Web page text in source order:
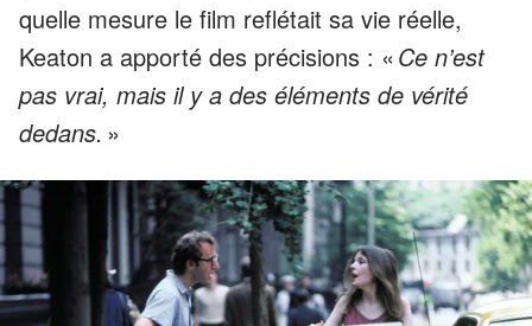
quelle mesure le film reflétait sa vie réelle,
Keaton a apporté des précisions : « Ce n’est
pas vrai, mais il y a des éléments de vérité
dedans. »